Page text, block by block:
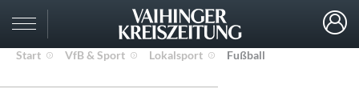
Start VfB & Sport Lokalsport Fußball